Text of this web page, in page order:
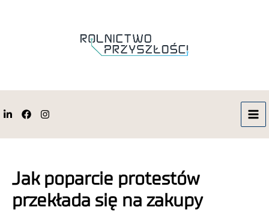
Jak poparcie protestów
przekłada się na zakupy